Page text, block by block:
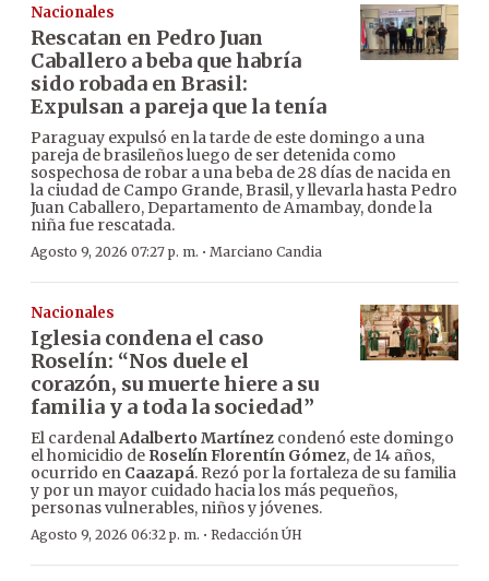
Nacionales
Rescatan en Pedro Juan
Caballero a beba que habría
sido robada en Brasil:
Expulsan a pareja que la tenía
Paraguay expulsó en la tarde de este domingo a una
pareja de brasileños luego de ser detenida como
sospechosa de robar a una beba de 28 días de nacida en
la ciudad de Campo Grande, Brasil, y llevarla hasta Pedro
Juan Caballero, Departamento de Amambay, donde la
niña fue rescatada.
Agosto 9, 2026 07:27 p. m. · Marciano Candia
Nacionales
Iglesia condena el caso
Roselín: “Nos duele el
corazón, su muerte hiere a su
familia y a toda la sociedad”
El cardenalAdalberto Martínez condenó este domingo
el homicidio de Roselín Florentín Gómez, de 14 años,
ocurrido en Caazapá. Rezó por la fortaleza de su familia
y por un mayor cuidado hacia los más pequeños,
personas vulnerables, niños y jóvenes.
Agosto 9, 2026 06:32 p. m. · Redacción ÚH